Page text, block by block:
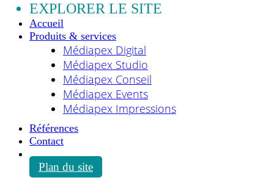
EXPLORER LE SITE
Accueil
Produits & services
Médiapex Digital
Médiapex Studio
Médiapex Conseil
Médiapex Events
Médiapex Impressions
Références
Contact
Plan du site